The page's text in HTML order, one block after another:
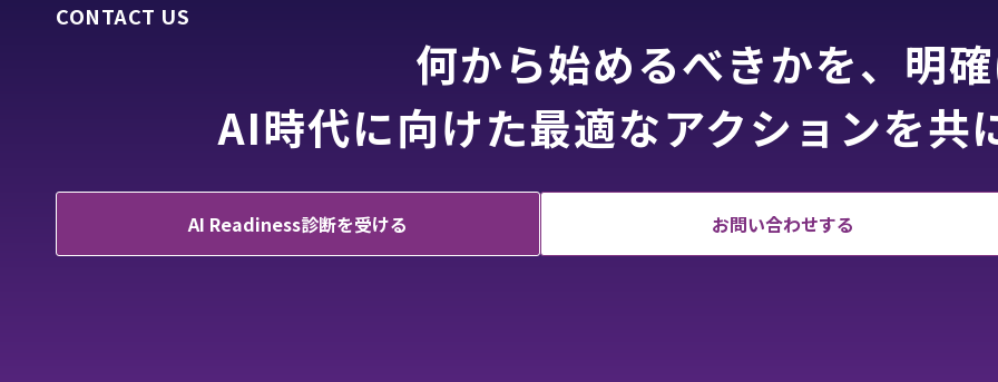
CONTACT US
何から始めるべきかを、明
AI時代に向けた最適なアクションを共
AI Readiness診断を受ける お問い合わせする